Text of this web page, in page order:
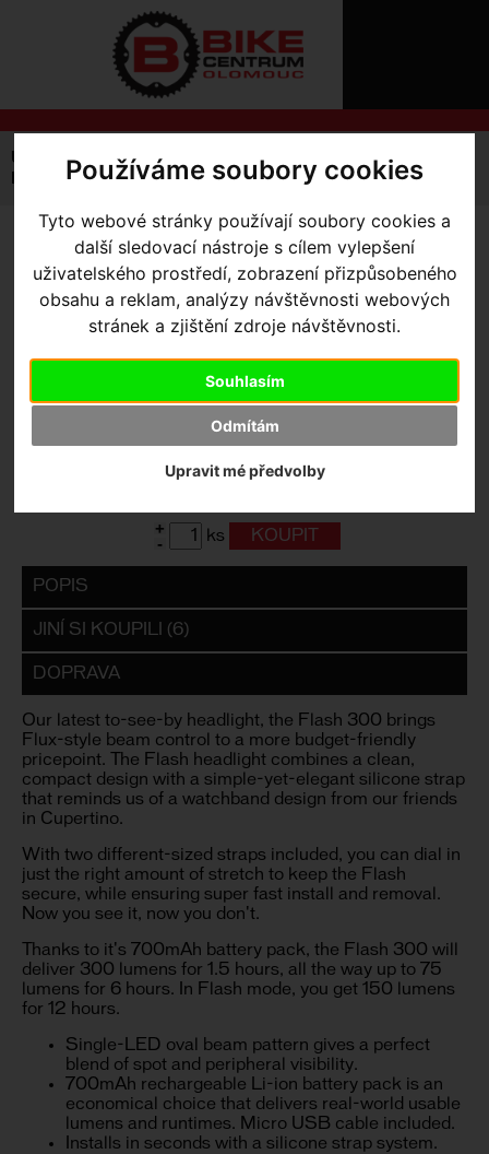
Používáme soubory cookies
Tyto webové stránky používají soubory cookies a
další sledovací nástroje s cílem vylepšení
uživatelského prostředí, zobrazení přizpůsobeného
obsahu a reklam, analýzy návštěvnosti webových
stránek a zjištění zdroje návštěvnosti.
Souhlasím
Odmítám
Upravit mé předvolby
NÁSO
NÁKUPU
SLUŽBY
ZTRATILI
Úvodní strana Výbava pro kolo
Světla a blikačky
Přední světla
světlo Flux™ 300 Headlight
SVĚTLO FLUX™ 300
HEADLIGHT
Výrobce:
49120-1400
24 měsíců
+
-
ks
POPIS
JINÍ SI KOUPILI (6)
DOPRAVA
Our latest to-see-by headlight, the Flash 300 brings
Flux-style beam control to a more budget-friendly
pricepoint. The Flash headlight combines a clean,
compact design with a simple-yet-elegant silicone strap
that reminds us of a watchband design from our friends
in Cupertino.
With two different-sized straps included, you can dial in
just the right amount of stretch to keep the Flash
secure, while ensuring super fast install and removal.
Now you see it, now you don't.
Thanks to it's 700mAh battery pack, the Flash 300 will
deliver 300 lumens for 1.5 hours, all the way up to 75
lumens for 6 hours. In Flash mode, you get 150 lumens
for 12 hours.
Single-LED oval beam pattern gives a perfect
blend of spot and peripheral visibility.
700mAh rechargeable Li-ion battery pack is an
economical choice that delivers real-world usable
lumens and runtimes. Micro USB cable included.
Installs in seconds with a silicone strap system.